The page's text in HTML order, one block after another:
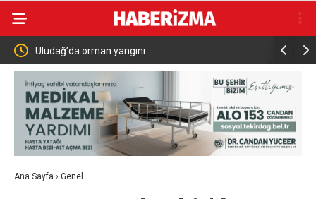
Uludağ’da orman yangını MHP
Ana Sayfa › Genel